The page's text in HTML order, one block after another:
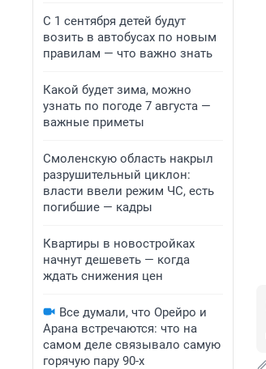
С 1 сентября детей будут
возить в автобусах по новым
правилам — что важно знать
Какой будет зима, можно
узнать по погоде 7 августа —
важные приметы
Смоленскую область накрыл
разрушительный циклон:
власти ввели режим ЧС, есть
погибшие — кадры
Квартиры в новостройках
начнут дешеветь — когда
ждать снижения цен
Все думали, что Орейро и
Арана встречаются: что на
самом деле связывало самую
горячую пару 90-х